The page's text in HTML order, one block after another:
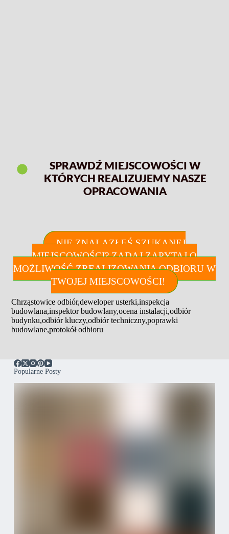
SPRAWDŹ MIEJSCOWOŚCI W
KTÓRYCH REALIZUJEMY NASZE
OPRACOWANIA
NIE ZNALAZŁEŚ SZUKANEJ
MIEJSCOWOŚCI? ZADAJ ZAPYTAJ O
MOŻLIWOŚĆ ZREALIZOWANIA ODBIORU W
TWOJEJ MIEJSCOWOŚCI!
Chrząstowice odbiór,deweloper usterki,inspekcja
budowlana,inspektor budowlany,ocena instalacji,odbiór
budynku,odbiór kluczy,odbiór techniczny,poprawki
budowlane,protokół odbioru
Popularne Posty